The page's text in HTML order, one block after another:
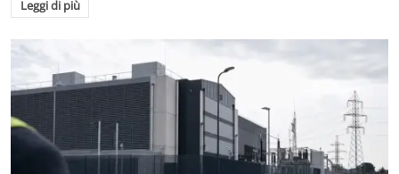
Leggi di più